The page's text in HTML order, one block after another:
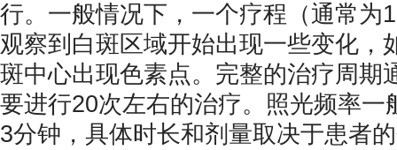
行。一般情况下，一个疗程（通常为
观察到白斑区域开始出现一些变化，
斑中心出现色素点。完整的治疗周期
要进行20次左右的治疗。照光频率一
3分钟，具体时长和剂量取决于患者